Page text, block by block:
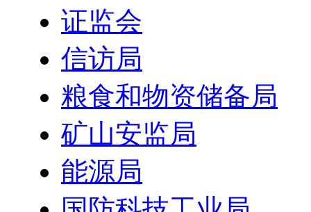
证监会
信访局
粮食和物资储备局
矿山安监局
能源局